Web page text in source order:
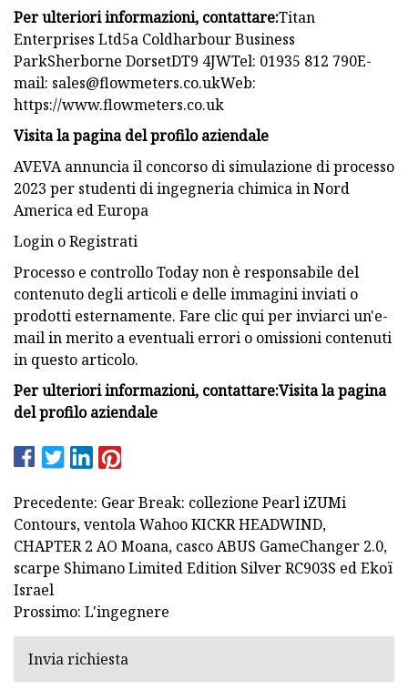
Per ulteriori informazioni, contattare:Titan
Enterprises Ltd5a Coldharbour Business
ParkSherborne DorsetDT9 4JWTel: 01935 812 790E-
mail: sales@flowmeters.co.ukWeb:
https://www.flowmeters.co.uk
Visita la pagina del profilo aziendale
AVEVA annuncia il concorso di simulazione di processo
2023 per studenti di ingegneria chimica in Nord
America ed Europa
Login o Registrati
Processo e controllo Today non è responsabile del
contenuto degli articoli e delle immagini inviati o
prodotti esternamente. Fare clic qui per inviarci un'e-
mail in merito a eventuali errori o omissioni contenuti
in questo articolo.
Per ulteriori informazioni, contattare:Visita la pagina
del profilo aziendale
Precedente: Gear Break: collezione Pearl iZUMi
Contours, ventola Wahoo KICKR HEADWIND,
CHAPTER 2 AO Moana, casco ABUS GameChanger 2.0,
scarpe Shimano Limited Edition Silver RC903S ed Ekoï
Israel
Prossimo: L'ingegnere
Invia richiesta